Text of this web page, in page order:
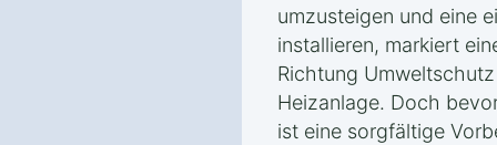
umzusteigen und eine
installieren, markiert
Richtung
Heizanlage. Doch
ist eine sorgfältige